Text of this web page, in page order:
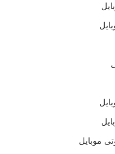
موبایل